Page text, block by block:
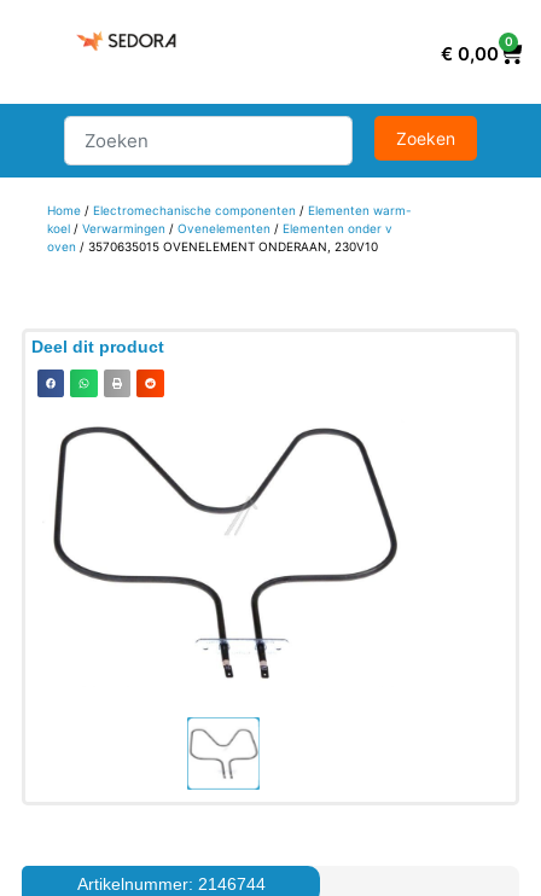
€ 0,00
0
Home/ Electromechanische componenten / Elementen warm-
koel/ Verwarmingen / Ovenelementen / Elementen onder v
oven / 3570635015 OVENELEMENT ONDERAAN, 230V10
Deel dit product
Artikelnummer: 2146744